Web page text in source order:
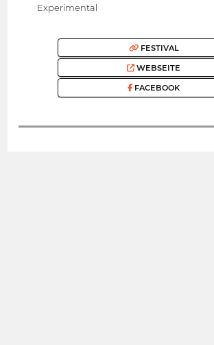
Experimental
FESTIVAL
WEBSEITE
FACEBOOK